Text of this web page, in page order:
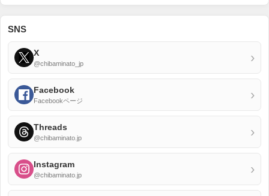
SNS
X
@chibaminato_jp ›
Facebook
Facebookページ ›
Threads
@chibaminato.jp ›
Instagram
@chibaminato.jp ›